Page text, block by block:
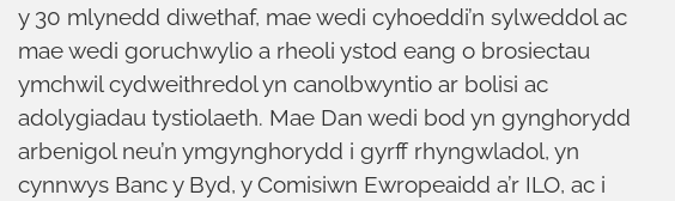
y 30 mlynedd diwethaf, mae wedi cyhoeddi’n sylweddol ac
mae wedi goruchwylio a rheoli ystod eang o brosiectau
ymchwil cydweithredol yn canolbwyntio ar bolisi ac
adolygiadau tystiolaeth. Mae Dan wedi bod yn gynghorydd
arbenigol neu’n ymgynghorydd i gyrff rhyngwladol, yn
cynnwys Banc y Byd, y Comisiwn Ewropeaidd a’r ILO, ac i